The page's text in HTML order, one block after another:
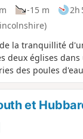
-15 m 2h
la tranquillité
deux églises
des poules
et